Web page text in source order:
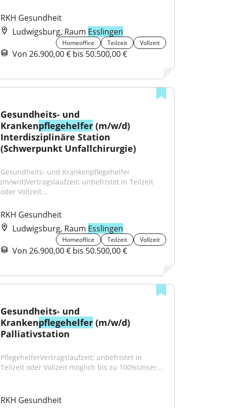
RKH Gesundheit
Ludwigsburg, Raum Esslingen
Homeoffice Teilzeit Vollzeit
Von 26.900,00 € bis 50.500,00 €
Gesundheits- und
Krankenpflegehelfer (m/w/d)
Interdisziplinäre Station
(Schwerpunkt Unfallchirurgie)
Gesundheits- und Krankenpflegehelfer
(m/w/d)Vertragslaufzeit: unbefristet in Teilzeit
oder Vollzeit...
RKH Gesundheit
Ludwigsburg, Raum Esslingen
Homeoffice Teilzeit Vollzeit
Von 26.900,00 € bis 50.500,00 €
Gesundheits- und
Krankenpflegehelfer (m/w/d)
Palliativstation
PflegehelferVertragslaufzeit: unbefristet in
Teilzeit oder Vollzeit möglich bis zu 100%Unser...
RKH Gesundheit